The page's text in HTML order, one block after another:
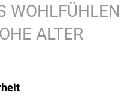
WOHLFÜHLEN
ALTER